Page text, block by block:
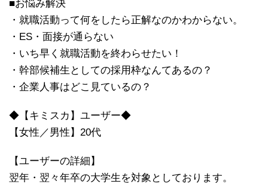
■お悩み解決
・就職活動って何をしたら正解なのかわからない。
・ES・面接が通らない
・いち早く就職活動を終わらせたい！
・幹部候補生としての採用枠なんてあるの？
・企業人事はどこ見ているの？
◆【キミスカ】ユーザー◆
【女性／男性】20代
【ユーザーの詳細】
翌年・翌々年卒の大学生を対象としております。